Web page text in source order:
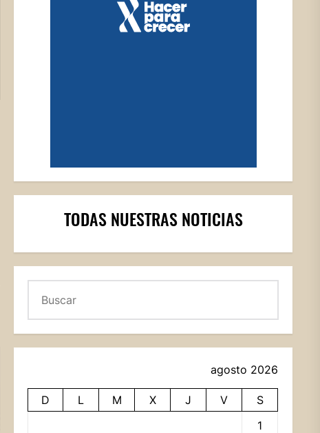
TODAS NUESTRAS NOTICIAS
agosto 2026
D L M X J V
S
1